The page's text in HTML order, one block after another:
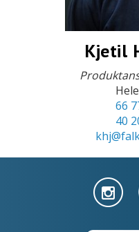
Kjetil
66
40